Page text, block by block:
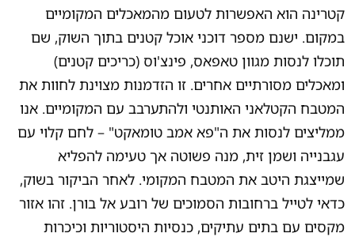
קטרינה הוא האפשרות לטעום מהמאכלים המקומיים
במקום. ישנם מספר דוכני אוכל קטנים בתוך השוק, שם
תוכלו לנסות מגוון טאפאס, פינצ'וס (כריכים קטנים)
ומאכלים מסורתיים אחרים. זו הזדמנות מצוינת לחוות את
המטבח הקטלאני האותנטי ולהתערבב עם המקומיים. אנו
ממליצים לנסות את ה"פא אמב טומאקט" – לחם קלוי עם
עגבנייה ושמן זית, מנה פשוטה אך טעימה להפליא
שמייצגת היטב את המטבח המקומי. לאחר הביקור בשוק,
כדאי לטייל ברחובות הסמוכים של רובע אל בורן. זהו אזור
מקסים עם בתים עתיקים, כנסיות היסטוריות וכיכרות